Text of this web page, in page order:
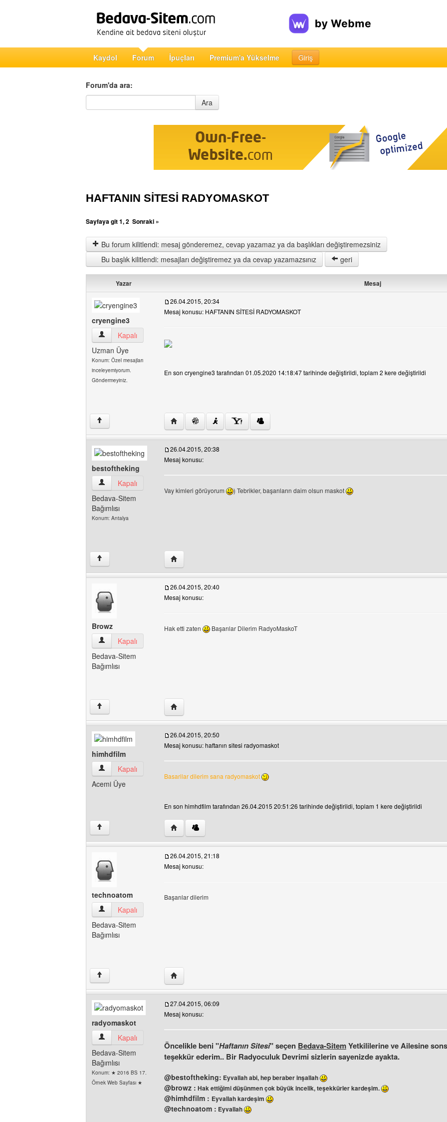
Kaydol Forum İpuçları Premium'a Yükselme Giriş
Forum'da ara:
Forum'da ara
Ara
HAFTANIN SİTESİ RADYOMASKOT
Sayfaya git1,2 Sonraki »
Bu forum kilitlendi: mesaj gönderemez, cevap yazamaz ya da başlıkları değiştiremezsiniz
Bu başlık kilitlendi: mesajları değiştiremez ya da cevap yazamazsınız
geri
Yazar Mesaj
cryengine3
cryengine3 Kullanıcının profilini görüntüle
Kapalı
Uzman Üye
Konum: Özel mesajları
inceleyemiyorum.
Göndermeyiniz.
26.04.2015, 20:34
Mesaj konusu: HAFTANIN SİTESİ RADYOMASKOT
En son cryengine3 tarafından 01.05.2020 14:18:47 tarihinde değiştirildi, toplam 2 kere değiştirildi
↑ Yazarın web sitesini ziyaret et: cryengine3
bestoftheking
bestoftheking Kullanıcının profilini görüntüle
Kapalı
Bedava-Sitem
Bağımlısı
Konum: Antalya
26.04.2015, 20:38
Mesaj konusu:
Vay kimleri görüyorum ) Tebrikler, başarıların daim olsun maskot
↑ Yazarın web sitesini ziyaret et: bestoftheking
Browz
Browz Kullanıcının profilini görüntüle
Kapalı
Bedava-Sitem
Bağımlısı
26.04.2015, 20:40
Mesaj konusu:
Hak etti zaten Başarılar Dilerim RadyoMaskoT
↑ Yazarın web sitesini ziyaret et: Browz
himhdfilm
himhdfilm Kullanıcının profilini görüntüle
Kapalı
Acemi Üye
26.04.2015, 20:50
Mesaj konusu: haftanın sitesi radyomaskot
Basarilar dilerim sana radyomaskot
En son himhdfilm tarafından 26.04.2015 20:51:26 tarihinde değiştirildi, toplam 1 kere değiştirildi
↑ Yazarın web sitesini ziyaret et: himhdfilm
technoatom
technoatom Kullanıcının profilini görüntüle
Kapalı
Bedava-Sitem
Bağımlısı
26.04.2015, 21:18
Mesaj konusu:
Başarılar dilerim
↑ Yazarın web sitesini ziyaret et: technoatom
radyomaskot
radyomaskot Kullanıcının profilini görüntüle
Kapalı
Bedava-Sitem
Bağımlısı
Konum: ★ 2016 BS 17.
Örnek Web Sayfası ★
27.04.2015, 06:09
Mesaj konusu:
Öncelikle beni "Haftanın Sitesi" seçen Bedava-SitemYetkililerine ve Ailesine
teşekkür ederim.. Bir Radyoculuk Devrimi sizlerin sayenizde ayakta.
@bestoftheking: Eyvallah abi, hep beraber inşallah
@browz : Hak ettiğimi düşünmen çok büyük incelik, teşekkürler kardeşim.
@himhdfilm : Eyvallah kardeşim
@technoatom : Eyvallah